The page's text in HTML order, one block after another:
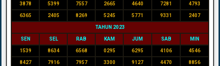
3878 5399 7557 2665 4640 7281 4793
6365 2405 8269 5245 5771 9331 2407
TAHUN 2023
SEN SEL RAB KAM JUM SAB MIN
1539 8634 6568 0295 6295 4106 4546
8427 7916 7957 3300 9127 4470 8856